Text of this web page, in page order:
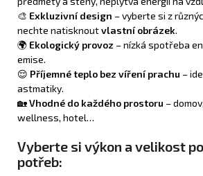
🎨 Exkluzivní design – vyberte si z
nechte natisknoutvlastní obrázek.
🌍 Ekologický provoz – nízká spotřeba
emise.
😌 Příjemné teplo bez víření prachu –
astmatiky.
🏡Vhodné do každého prostoru –
wellness, hotel…
Vyberte si výkon a velikost
potřeb: